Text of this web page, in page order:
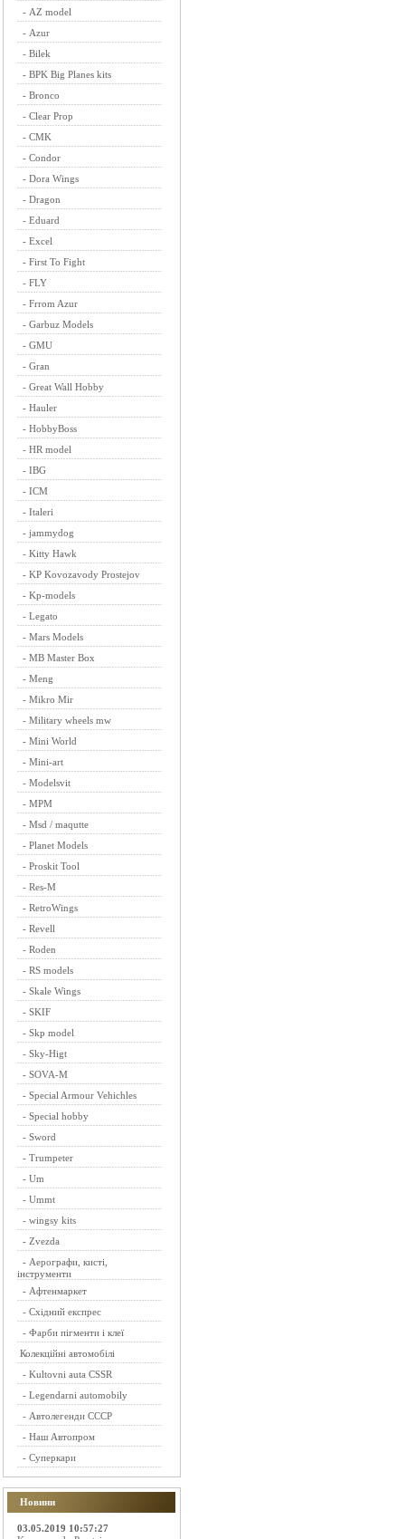
- AZ model
- Azur
- Bilek
- BPK Big Planes kits
- Bronco
- Clear Prop
- CMK
- Condor
- Dora Wings
- Dragon
- Eduard
- Excel
- First To Fight
- FLY
- Frrom Azur
- Garbuz Models
- GMU
- Gran
- Great Wall Hobby
- Hauler
- HobbyBoss
- HR model
- IBG
- ICM
- Italeri
- jammydog
- Kitty Hawk
- KP Kovozavody Prostejov
- Kp-models
- Legato
- Mars Models
- MB Master Box
- Meng
- Mikro Mir
- Military wheels mw
- Mini World
- Mini-art
- Modelsvit
- MPM
- Msd / maqutte
- Planet Models
- Proskit Tool
- Res-M
- RetroWings
- Revell
- Roden
- RS models
- Skale Wings
- SKIF
- Skp model
- Sky-Higt
- SOVA-M
- Special Armour Vehichles
- Special hobby
- Sword
- Trumpeter
- Um
- Ummt
- wingsy kits
- Zvezda
- Аерографи, кисті,
інструменти
- Афтенмаркет
- Східний експрес
- Фарби пігменти і клеї
Колекційні автомобілі
- Kultovni auta CSSR
- Legendarni automobily
- Автолегенди СССР
- Наш Автопром
- Суперкари
Новини
03.05.2019 10:57:27